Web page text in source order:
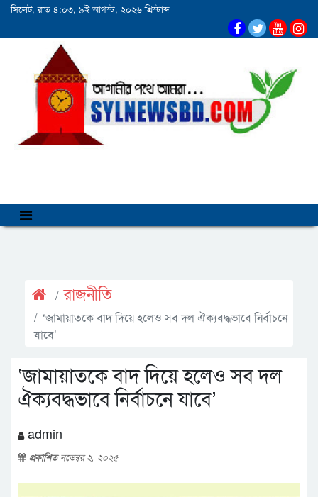
সিলেট, রাত ৪:০৩, ৯ই আগস্ট, ২০২৬ খ্রিস্টাব্দ
রাজনীতি
‘জামায়াতকে বাদ দিয়ে হলেও সব দল ঐক্যবদ্ধভাবে নির্বাচনে
যাবে’
‘জামায়াতকে বাদ দিয়ে হলেও সব দল
ঐক্যবদ্ধভাবে নির্বাচনে যাবে’
admin
প্রকাশিতনভেম্বর ২, ২০২৫